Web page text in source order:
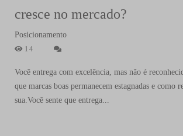
cresce no mercado?
Posicionamento
14
Você entrega com excelência, mas não é
que marcas boas permanecem estagnadas e como
sua.Você sente que entrega...